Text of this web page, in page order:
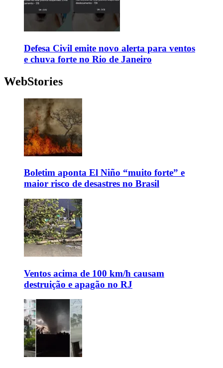
Defesa Civil emite novo alerta para ventos
e chuva forte no Rio de Janeiro
WebStories
Boletim aponta El Niño “muito forte” e
maior risco de desastres no Brasil
Ventos acima de 100 km/h causam
destruição e apagão no RJ